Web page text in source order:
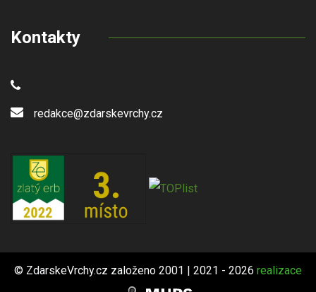
Kontakty
redakce@zdarskevrchy.cz
© ZdarskeVrchy.cz založeno 2001 | 2021 - 2026 realizace